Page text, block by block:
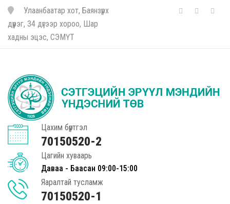
Улаанбаатар хот, Баянзүрх
дүүрэг, 34 дүгээр хороо, Шар
хадны эцэс, СЭМҮТ
Цахим бүртгэл
70150520-2
Цагийн хуваарь
Даваа - Баасан 09:00-15:00
Яаралтай тусламж
70150520-1